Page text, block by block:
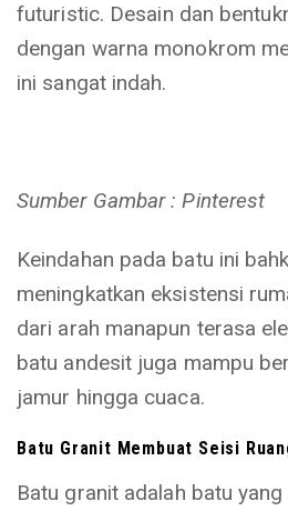
futuristic. Desain dan
dengan warna monokrom
ini sangat indah.
Sumber Gambar : Pinterest
Keindahan pada batu ini
meningkatkan eksistensi
dari arah manapun terasa
batu andesit juga mampu
jamur hingga cuaca.
Batu Granit Membuat Seisi
Batu granit adalah batu